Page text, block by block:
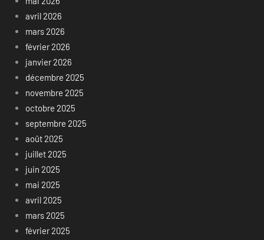
avril 2026
mars 2026
février 2026
janvier 2026
décembre 2025
novembre 2025
octobre 2025
septembre 2025
août 2025
juillet 2025
juin 2025
mai 2025
avril 2025
mars 2025
février 2025